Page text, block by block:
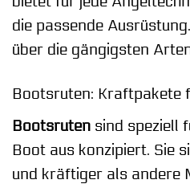
die passende
über die gängigsten
Bootsruten: Kraftpakete
Bootsruten sind speziell
Boot aus konzipiert. Sie
und kräftiger als andere